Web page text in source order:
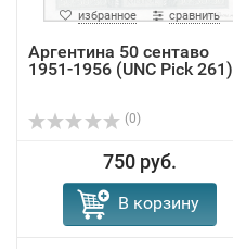
избранное сравнить
Аргентина 50 сентаво
1951-1956 (UNC Pick 261)
(0)
750 руб.
В корзину